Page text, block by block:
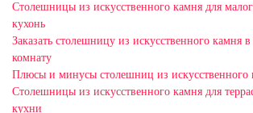
Столешницы из искусственного камня для
кухонь
Заказать столешницу из искусственного камня
комнату
Плюсы и минусы столешниц из искусственного
Столешницы из искусственного камня для
кухни